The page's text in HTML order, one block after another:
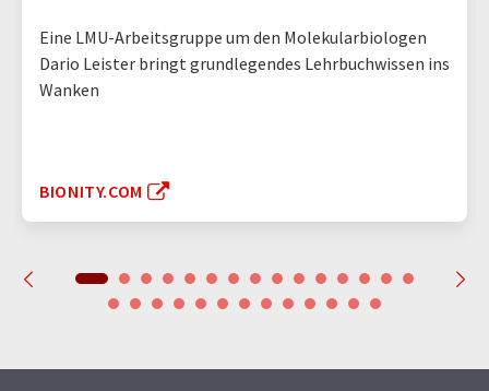
Eine LMU-Arbeitsgruppe um den Molekularbiologen
Dario Leister bringt grundlegendes Lehrbuchwissen ins
Wanken
BIONITY.COM